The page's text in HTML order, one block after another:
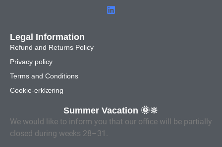
Legal Information
Refund and Returns Policy
Privacy policy
Terms and Conditions
Cookie-erklæring
Summer Vacation 🌞🔆
We would like to inform you that our office will be partially
closed during weeks 28–31.